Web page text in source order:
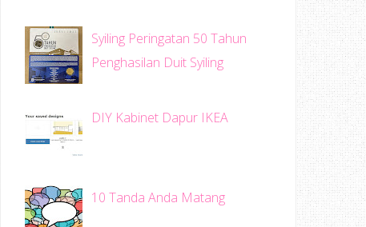
Syiling Peringatan 50 Tahun
Penghasilan Duit Syiling
DIY Kabinet Dapur IKEA
10 Tanda Anda Matang